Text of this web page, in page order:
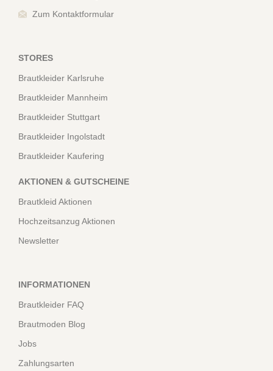
Zum Kontaktformular
STORES
Brautkleider Karlsruhe
Brautkleider Mannheim
Brautkleider Stuttgart
Brautkleider Ingolstadt
Brautkleider Kaufering
AKTIONEN & GUTSCHEINE
Brautkleid Aktionen
Hochzeitsanzug Aktionen
Newsletter
INFORMATIONEN
Brautkleider FAQ
Brautmoden Blog
Jobs
Zahlungsarten